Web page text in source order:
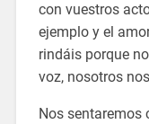
con vuestros
ejemplo y el
rindáis porque
voz, nosotros
Nos sentaremos